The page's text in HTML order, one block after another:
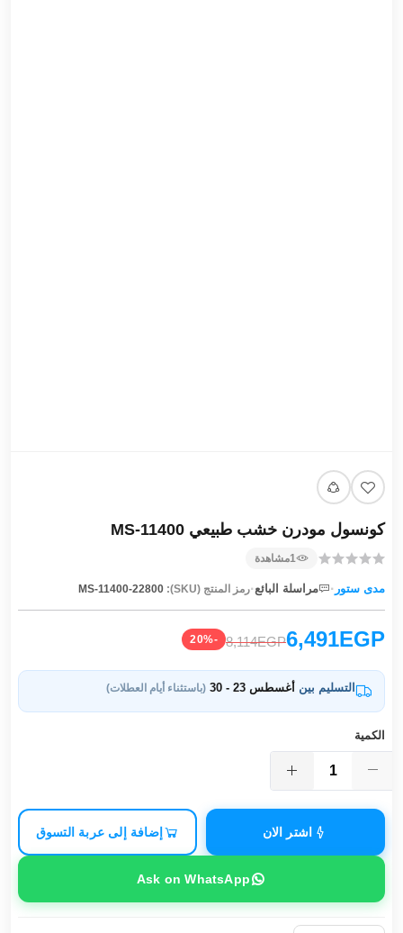
كونسول مودرن خشب طبيعي MS-11400
1مشاهدة
مدى ستور · مراسلة البائع·رمز المنتج (SKU): MS-11400-22800
6,491EGP
8,114EGP
-20%
التسليم بين أغسطس 23 - 30 (باستثناء أيام العطلات)
الكمية
اشتر الان إضافة إلى عربة التسوق
Ask on WhatsApp